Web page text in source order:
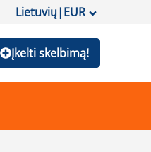
Lietuvių|EUR
Įkelti skelbimą!